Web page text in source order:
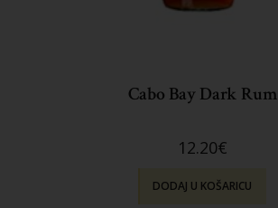
Cabo Bay Dark Rum
12.20€
DODAJ U KOŠARICU